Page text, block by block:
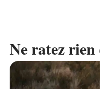
Ne ratez